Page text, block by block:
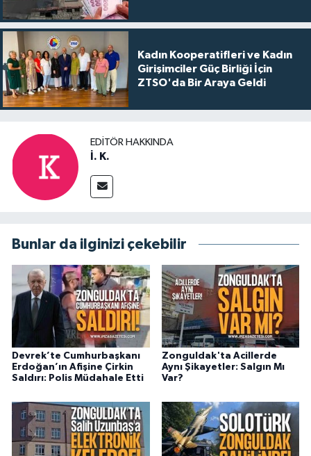
Kadın Kooperatifleri ve Kadın
Girişimciler Güç Birliği İçin
ZTSO'da Bir Araya Geldi
EDITÖR HAKKINDA
İ. K.
Bunlar da ilginizi çekebilir
Devrek’te Cumhurbaşkanı
Erdoğan’ın Afişine Çirkin
Saldırı: Polis Müdahale Etti
Zonguldak'ta Acillerde
Aynı Şikayetler: Salgın Mı
Var?